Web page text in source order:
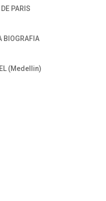
PARIS
BIOGRAFIA
(Medellin)